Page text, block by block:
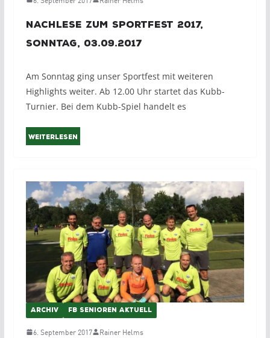
Nachlese zum Sportfest 2017,
Sonntag, 03.09.2017
Am Sonntag ging unser Sportfest mit weiteren
Highlights weiter. Ab 12.00 Uhr startet das Kubb-
Turnier. Bei dem Kubb-Spiel handelt es
Weiterlesen
ARCHIV FB SENIOREN AKTUELL
6. September 2017 Rainer Helms